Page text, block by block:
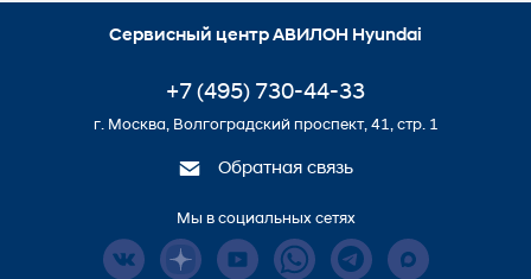
Сервисный центр АВИЛОН Hyundai
+7 (495) 730-44-33
г. Москва, Волгоградский проспект, 41, стр. 1
Обратная связь
Мы в социальных сетях